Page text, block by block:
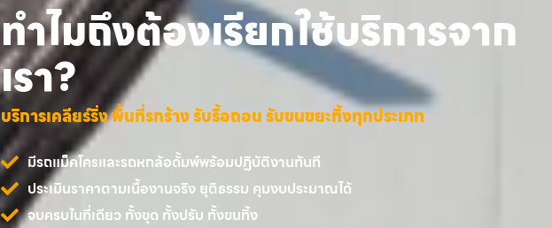
ทำไมถึงต้องเรียกใช้บริการจาก
เรา?
บริการเคลียร์ริ่ง พื้นที่รกร้าง รับรื้อถอน รับขนขยะทิ้งทุกประเภท
มีรถแม็คโครและรถหกล้อดั้มพ์พร้อมปฏิบัติงานทันที
ประเมินราคาตามเนื้องานจริง ยุติธรรม คุมงบประมาณได้
จบครบในที่เดียว ทั้งขุด ทั้งปรับ ทั้งขนทิ้ง